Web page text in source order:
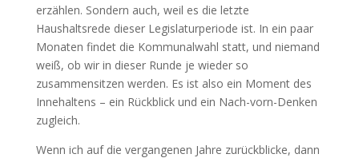
erzählen. Sondern auch, weil es die letzte
Haushaltsrede dieser Legislaturperiode ist. In ein paar
Monaten findet die Kommunalwahl statt, und niemand
weiß, ob wir in dieser Runde je wieder so
zusammensitzen werden. Es ist also ein Moment des
Innehaltens – ein Rückblick und ein Nach-vorn-Denken
zugleich.
Wenn ich auf die vergangenen Jahre zurückblicke, dann